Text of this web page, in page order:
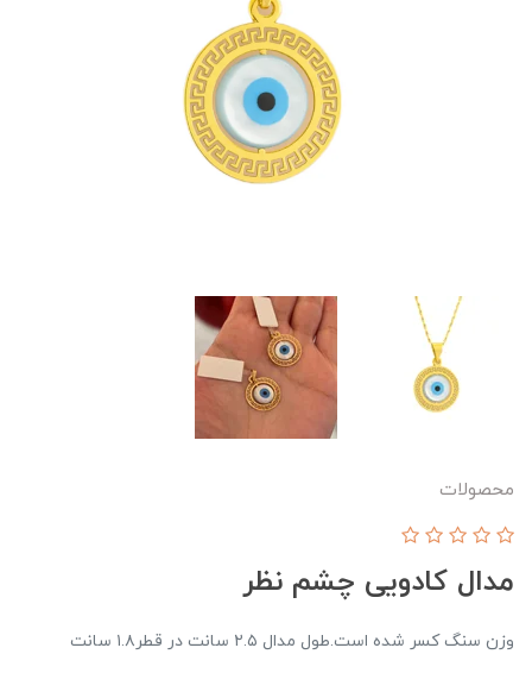
محصولات
مدال کادویی چشم نظر
وزن سنگ کسر شده است.طول مدال ۲.۵ سانت در قطر۱.۸ سانت